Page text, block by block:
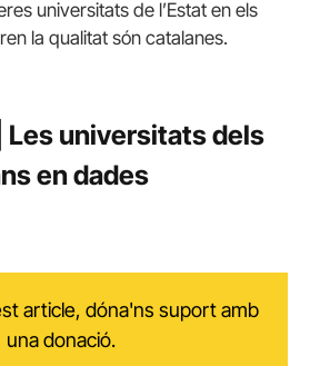
universitats de l’Estat en els
la qualitat són catalanes.
Les universitats dels
en dades
article, dóna'ns suport amb
una donació.